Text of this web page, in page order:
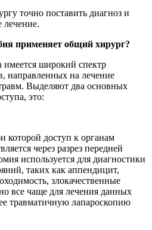
точно поставить диагноз и
лечение.
применяет общий хирург?
имеется широкий спектр
направленных на лечение
Выделяют два основных
это:
которой доступ к органам
через разрез передней
используется для диагностики
таких как аппендицит,
злокачественные
все чаще для лечения данных
травматичную лапароскопию